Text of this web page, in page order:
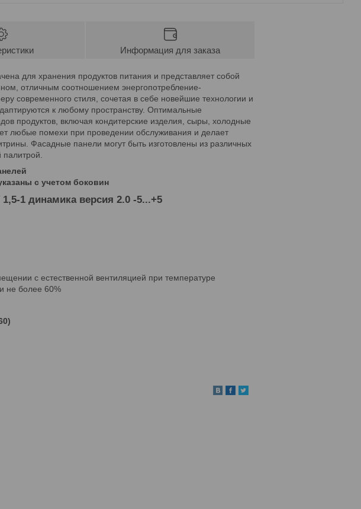
Информация для заказа
для хранения продуктов питания и представляет собой
отличным соотношением энергопотребление-
современного стиля, сочетая в себе новейшие технологии и
к любому пространству. Оптимальные
продуктов, включая кондитерские изделия, сыры, холодные
любые помехи при проведении обслуживания и делает
Фасадные панели могут быть изготовлены из различных
с учетом боковин
1 динамика версия 2.0 -5...+5
с естественной вентиляцией при температуре
не более 60%